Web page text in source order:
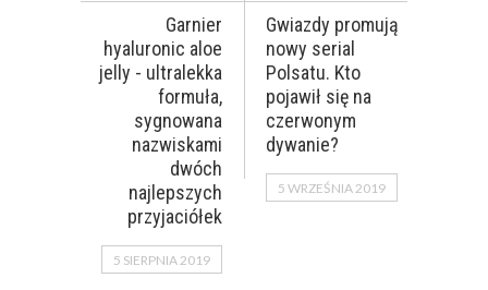
Garnier
hyaluronic aloe
jelly - ultralekka
formuła,
sygnowana
nazwiskami
dwóch
najlepszych
przyjaciółek
5 SIERPNIA 2019
Gwiazdy promują
nowy serial
Polsatu. Kto
pojawił się na
czerwonym
dywanie?
5 WRZEŚNIA 2019